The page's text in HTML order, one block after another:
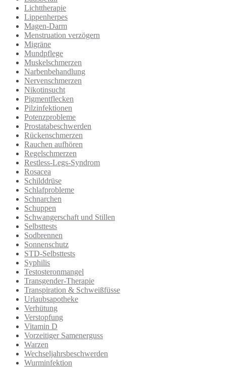
Lichttherapie
Lippenherpes
Magen-Darm
Menstruation verzögern
Migräne
Mundpflege
Muskelschmerzen
Narbenbehandlung
Nervenschmerzen
Nikotinsucht
Pigmentflecken
Pilzinfektionen
Potenzprobleme
Prostatabeschwerden
Rückenschmerzen
Rauchen aufhören
Regelschmerzen
Restless-Legs-Syndrom
Rosacea
Schilddrüse
Schlafprobleme
Schnarchen
Schuppen
Schwangerschaft und Stillen
Selbsttests
Sodbrennen
Sonnenschutz
STD-Selbsttests
Syphilis
Testosteronmangel
Transgender-Therapie
Transpiration & Schweißfüsse
Urlaubsapotheke
Verhütung
Verstopfung
Vitamin D
Vorzeitiger Samenerguss
Warzen
Wechseljahrsbeschwerden
Wurminfektion